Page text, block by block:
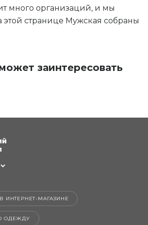
много организаций, и мы
этой странице Мужская собраны
заинтересовать
ИНТЕРНЕТ-МАГАЗИНЕ
ОДЕЖДУ